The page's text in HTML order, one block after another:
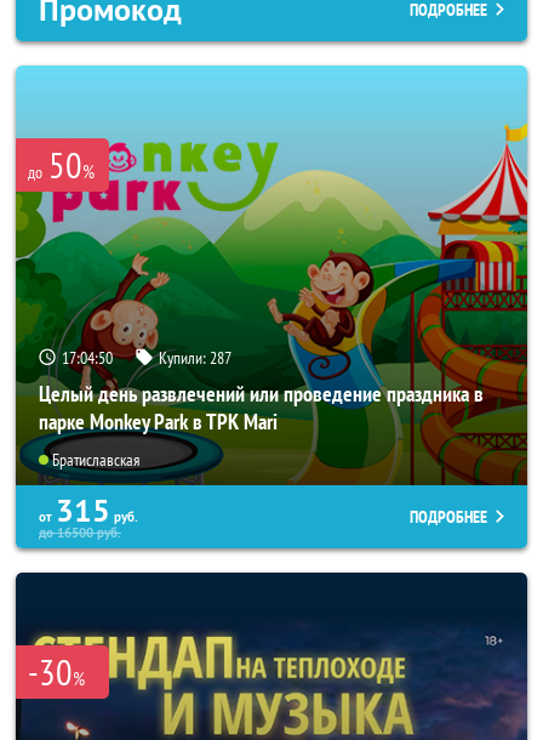
Промокод ПОДРОБНЕЕ
до 50%
17:04:49 Купили: 287
Целый день развлечений или проведение праздника в
парке Monkey Park в ТРК Mari
Братиславская
от 315 руб.
до16500руб.
ПОДРОБНЕЕ
-30%